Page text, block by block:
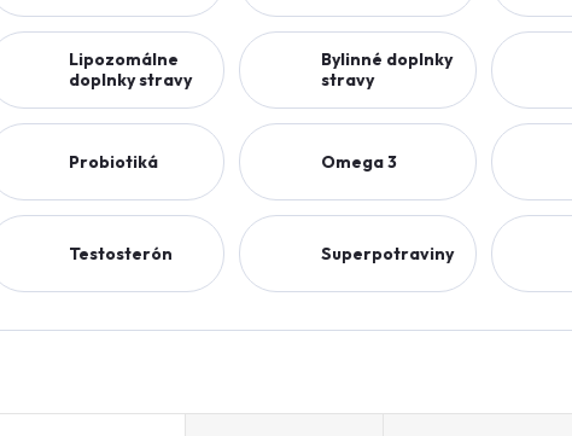
Lipozomálne
doplnky stravy
Bylinné doplnky
stravy
Probiotiká Omega 3
Testosterón Superpotraviny